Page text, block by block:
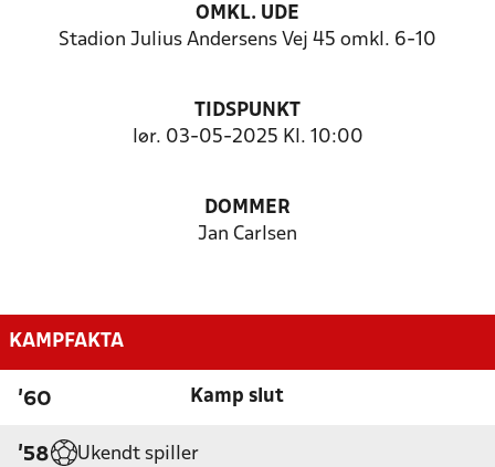
OMKL. UDE
Stadion Julius Andersens Vej 45 omkl. 6-10
TIDSPUNKT
lør. 03-05-2025 Kl. 10:00
DOMMER
Jan Carlsen
KAMPFAKTA
'60 Kamp slut
'58 Ukendt spiller